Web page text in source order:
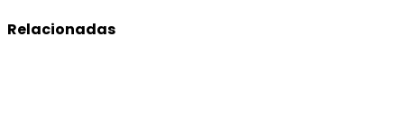
Relacionadas